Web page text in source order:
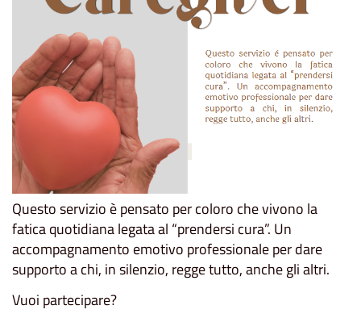
Questo servizio è pensato per coloro che vivono la
fatica quotidiana legata al “prendersi cura”. Un
accompagnamento emotivo professionale per dare
supporto a chi, in silenzio, regge tutto, anche gli altri.
Vuoi partecipare?